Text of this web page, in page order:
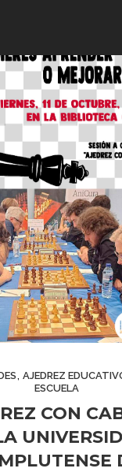
29
2026
TORNEO
AJEDREZ CON
CABEZA – 4 DE
JULIO
¡AJEDREZ EN
2
EL
1
JUNIO
, AJEDREZ
ESCUELA
CON